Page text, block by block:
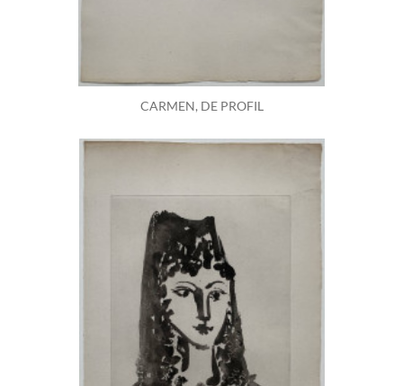
CARMEN, DE PROFIL